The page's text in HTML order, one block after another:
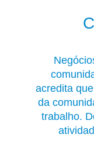
acredita
da
trabalho.